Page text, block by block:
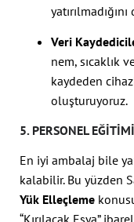
Veri
nem, sıcaklık
kaydeden
oluşturuyoruz.
5. PERSONEL
En iyi ambalaj bile
kalabilir. Bu yüzden
Yük Elleçleme